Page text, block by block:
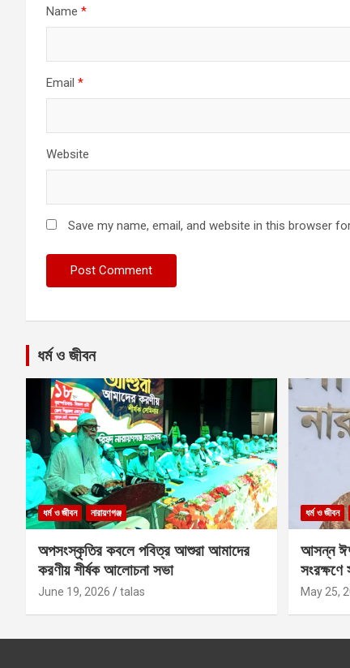
Name *
Email *
Website
Save my name, email, and website in this browser
ধর্ম ও জীবন
ধর্ম ও জীবন নারায়ণগঞ্জ
অপসংস্কৃতির কবলে পবিত্র আশুরা আমাদের
করণীয় শীর্ষক আলোচনা সভা
June 19, 2026 talas
ধর্ম ও জীবন
আসন্ন
সংরক্ষণে
কবির
May 25,